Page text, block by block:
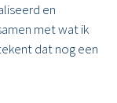
en
met wat ik
dat nog een